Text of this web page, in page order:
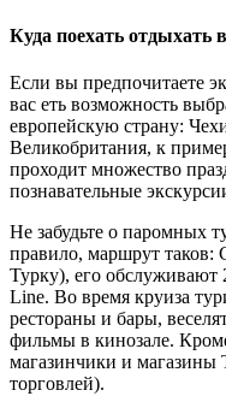
Куда поехать отдыхать
Если вы предпочитаете
вас еть возможность
европейскую страну:
Великобритания, к
проходит множество
познавательные
Не забудьте о
правило, маршрут
Турку), его
Line. Во время круиза
рестораны и бары,
фильмы в кинозале.
магазинчики и магазины
торговлей).